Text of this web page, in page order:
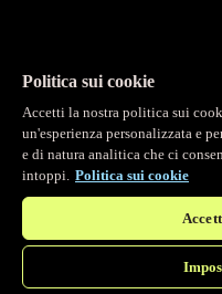
Main menu
/ Prodotti
Osservabilità
Logging in tempo reale
Politica sui cookie
Accetti la nostra politica sui
un'esperienza personalizzata e
e di natura analitica che ci
intoppi. Politica sui cookie